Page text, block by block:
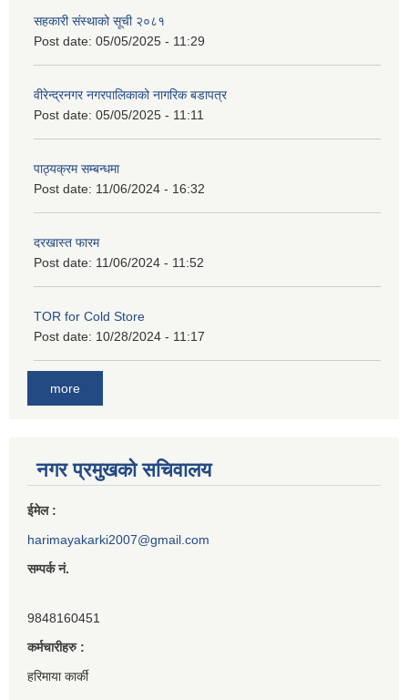
सहकारी संस्थाको सूची २०८१
Post date: 05/05/2025 - 11:29
वीरेन्द्रनगर नगरपालिकाको नागरिक बडापत्र
Post date: 05/05/2025 - 11:11
पाठ्यक्रम सम्बन्धमा
Post date: 11/06/2024 - 16:32
दरखास्त फारम
Post date: 11/06/2024 - 11:52
TOR for Cold Store
Post date: 10/28/2024 - 11:17
more
नगर प्रमुखको सचिवालय
ईमेल :
harimayakarki2007@gmail.com
सम्पर्क नं.
9848160451
कर्मचारीहरु :
हरिमाया कार्की